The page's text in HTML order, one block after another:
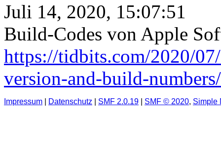
Juli 14, 2020, 15:07:51
Build-Codes von Apple
https://tidbits.com/2020/
version-and-build-numbers/
Impressum Datenschutz SMF 2.0.19 SMF © 2020, Simple